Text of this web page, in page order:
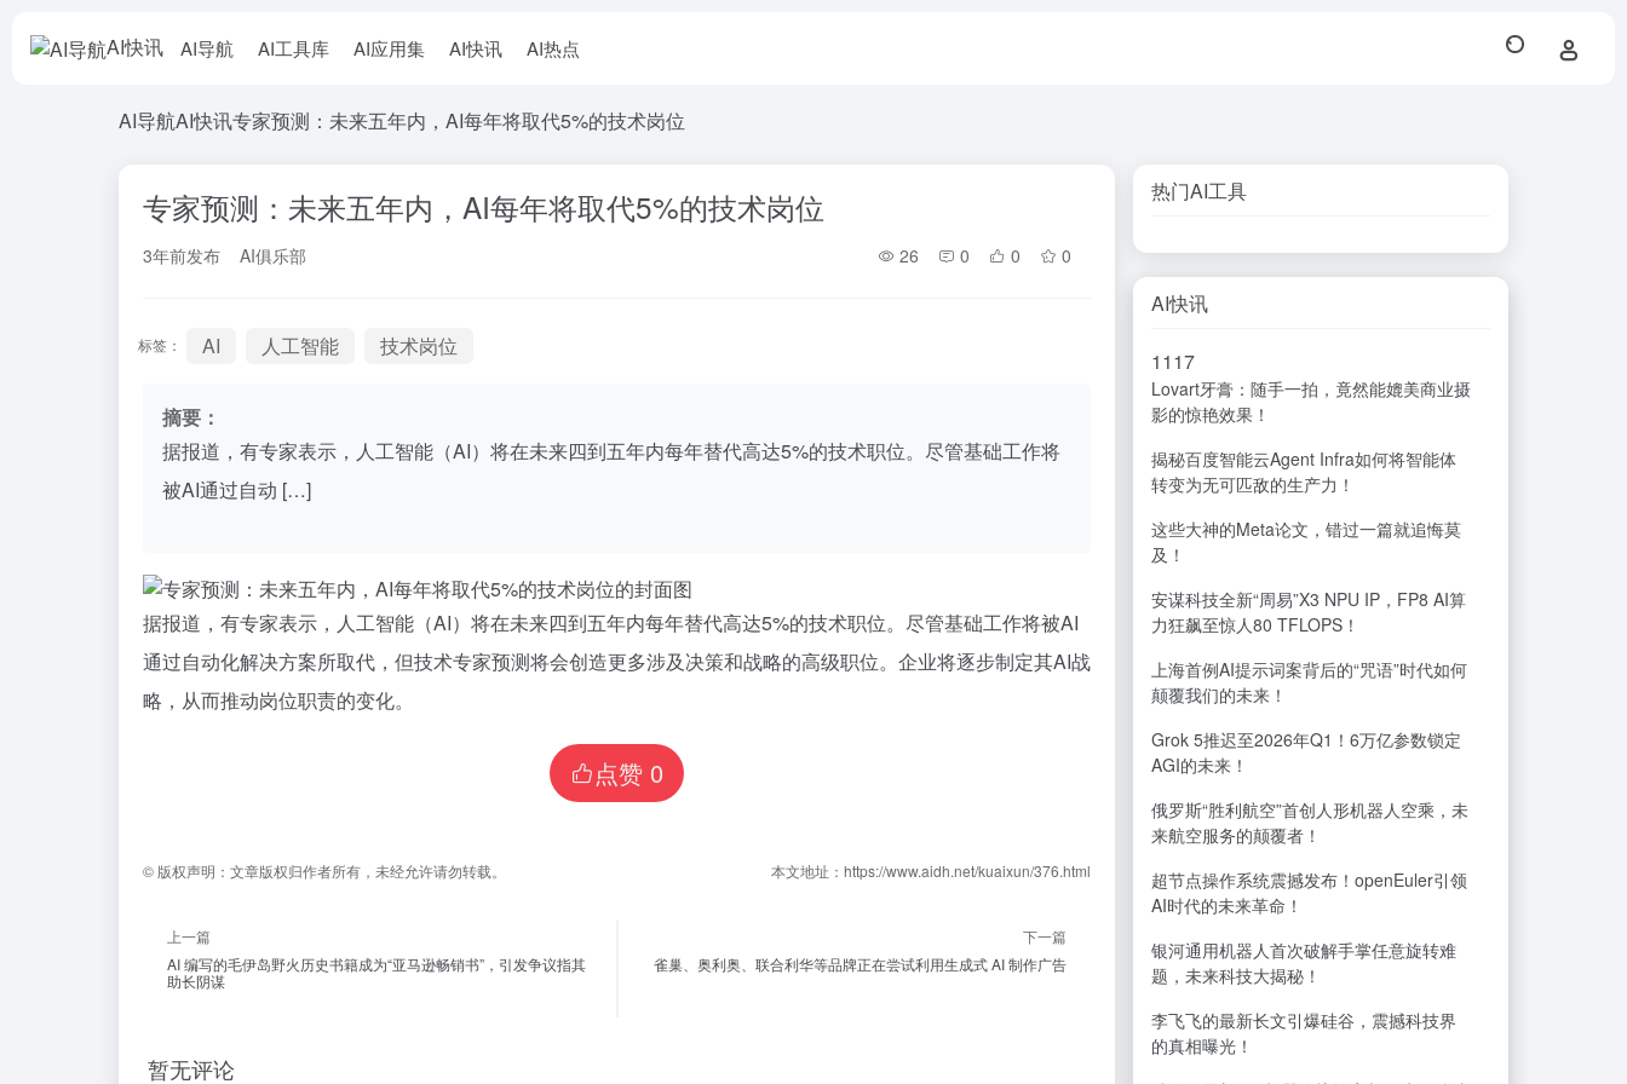
AI快讯 AI导航 AI工具库 AI应用集 AI快讯 AI热点
AI导航AI快讯专家预测：未来五年内，AI每年将取代5%的技术岗位
专家预测：未来五年内，AI每年将取代5%的技术岗位
3年前发布 AI俱乐部 26 0 0 0
标签： AI 人工智能 技术岗位
摘要：
据报道，有专家表示，人工智能（AI）将在未来四到五年内每年替代高达5%的技术职位。尽管基础工作将
被AI通过自动 […]
据报道，有专家表示，人工智能（AI）将在未来四到五年内每年替代高达5%的技术职位。尽管基础工作将被AI
通过自动化解决方案所取代，但技术专家预测将会创造更多涉及决策和战略的高级职位。企业将逐步制定其AI战
略，从而推动岗位职责的变化。
点赞 0
© 版权声明： 文章版权归作者所有，未经允许请勿转载。 本文地址：https://www.aidh.net/kuaixun/376.html
上一篇
AI 编写的毛伊岛野火历史书籍成为“亚马逊畅销书”，引发争议指其
助长阴谋
下一篇
雀巢、奥利奥、联合利华等品牌正在尝试利用生成式 AI 制作广告
暂无评论
热门AI工具
AI快讯
1117
Lovart牙膏：随手一拍，竟然能媲美商业摄
影的惊艳效果！
揭秘百度智能云Agent Infra如何将智能体
转变为无可匹敌的生产力！
这些大神的Meta论文，错过一篇就追悔莫
及！
安谋科技全新“周易”X3 NPU IP，FP8 AI算
力狂飙至惊人80 TFLOPS！
上海首例AI提示词案背后的“咒语”时代如何
颠覆我们的未来！
Grok 5推迟至2026年Q1！6万亿参数锁定
AGI的未来！
俄罗斯“胜利航空”首创人形机器人空乘，未
来航空服务的颠覆者！
超节点操作系统震撼发布！openEuler引领
AI时代的未来革命！
银河通用机器人首次破解手掌任意旋转难
题，未来科技大揭秘！
李飞飞的最新长文引爆硅谷，震撼科技界
的真相曝光！